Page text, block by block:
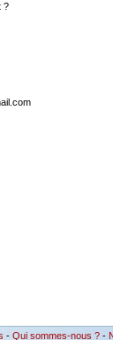
?
- Qui sommes-nous ? -